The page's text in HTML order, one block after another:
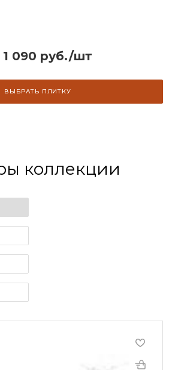
1 090 руб./шт
ВЫБРАТЬ ПЛИТКУ
коллекции